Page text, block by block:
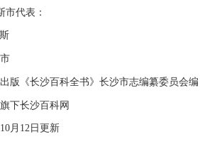
市代表：
出版《长沙百科全书》长沙市志编纂委员会编
下长沙百科网
月12日更新